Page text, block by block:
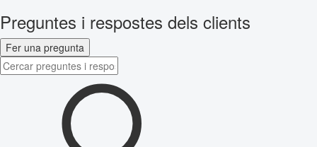
Preguntes i respostes dels clients
Fer una pregunta